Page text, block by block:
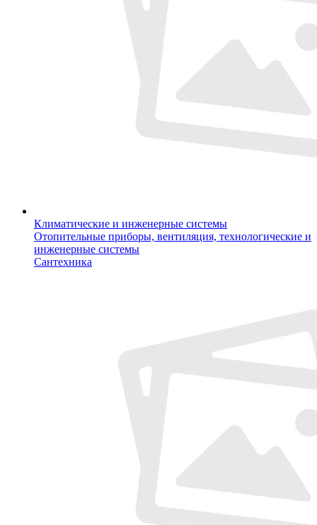
Климатические и инженерные системы
Отопительные приборы, вентиляция, технологические и
инженерные системы
Сантехника